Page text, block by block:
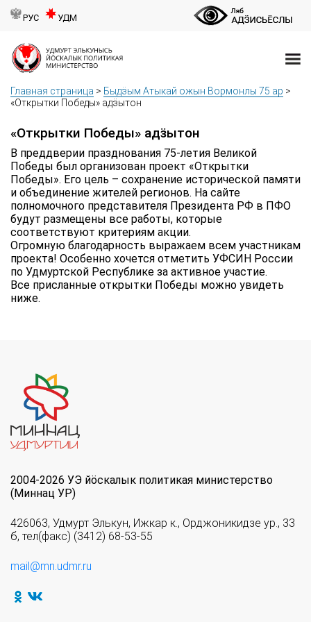
РУС УДМ
Главная страница > Быдӟым Атыкай ожын Вормонлы 75 ар >
«Открытки Победы» адӟытон
«Открытки Победы» адӟытон
В преддверии празднования 75-летия Великой
Победы был организован проект «Открытки
Победы». Его цель – сохранение исторической памяти
и объединение жителей регионов. На сайте
полномочного представителя Президента РФ в ПФО
будут размещены все работы, которые
соответствуют критериям акции.
Огромную благодарность выражаем всем участникам
проекта! Особенно хочется отметить УФСИН России
по Удмуртской Республике за активное участие.
Все присланные открытки Победы можно увидеть
ниже.
2004-2026 УЭ йöскалык политикая министерство
(Миннац УР)
426063, Удмурт Элькун, Ижкар к., Орджоникидзе ур., 33
б, тел(факс) (3412) 68-53-55
mail@mn.udmr.ru